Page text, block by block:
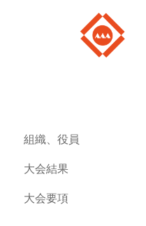
組織、役員
大会結果
大会要項